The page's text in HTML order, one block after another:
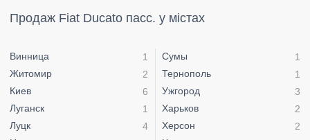
Продаж Fiat Ducato пасс. у містах
Винница
1
Житомир
2
Киев
6
Луганск
1
Луцк
4
Сумы
1
Тернополь
1
Ужгород
3
Харьков
2
Херсон
2